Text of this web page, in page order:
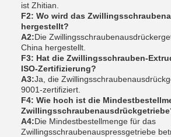
ist Zhitian.
F2: Wo wird das
hergestellt?
A2:Die
China hergestellt.
F3: Hat die Zwillingsschrauben-
ISO-Zertifizierung?
A3:Ja, die
9001-zertifiziert.
F4: Wie hoch ist die
A4:Die Mindestbestellmenge für das
Zwillingsschraubenauspressgetriebe